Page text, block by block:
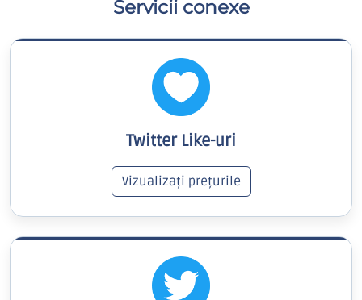
Servicii conexe
Twitter Like-uri
Vizualizați prețurile